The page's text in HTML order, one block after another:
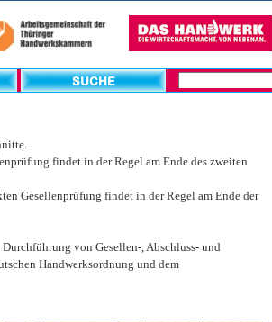
findet in der Regel am Ende des zweiten
Gesellenprüfung findet in der Regel am Ende der
von Gesellen-, Abschluss- und
Handwerksordnung und dem